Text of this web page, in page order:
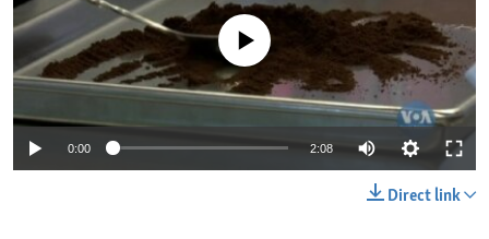
No media source currently available
0:00 2:08
Direct link